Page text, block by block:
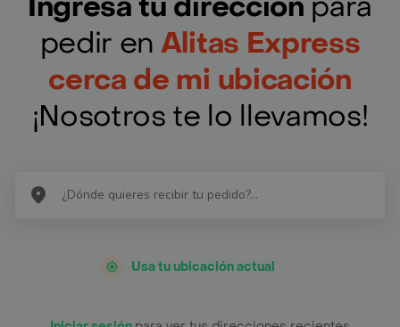
pedir en Alitas Express
cerca de mi ubicación
¡Nosotros te lo llevamos!
Usa tu ubicación actual